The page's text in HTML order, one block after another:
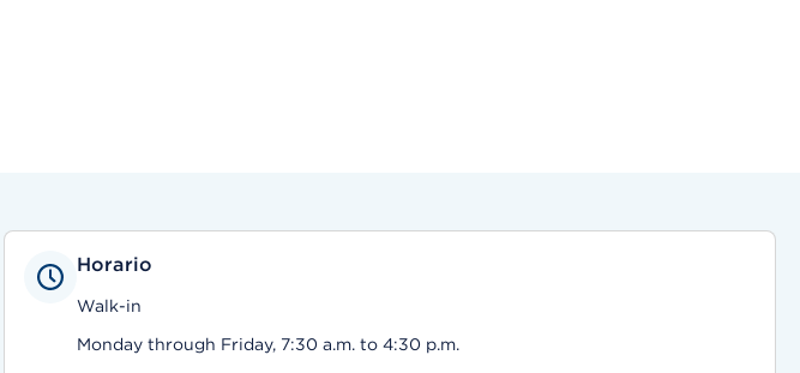
Horario
Walk-in
Monday through Friday, 7:30 a.m. to 4:30 p.m.